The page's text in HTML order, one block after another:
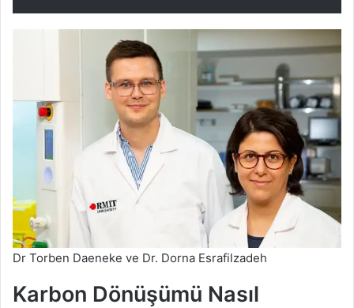
Dr Torben Daeneke ve Dr. Dorna Esrafilzadeh
Karbon Dönüşümü Nasıl